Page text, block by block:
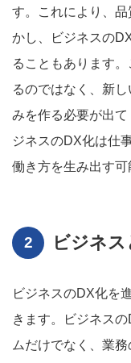
す。これにより、
かし、ビジネスの
ることもあります
るのではなく、新
みを作る必要が出
ジネスのDX化は仕
働き方を生み出す可
ビジネ
ビジネスのDX化を
きます。ビジネス
ムだけでなく、業